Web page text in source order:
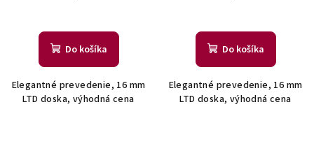
Do košíka
Elegantné prevedenie, 16 mm
LTD doska, výhodná cena
Do košíka
Elegantné prevedenie, 16 mm
LTD doska, výhodná cena